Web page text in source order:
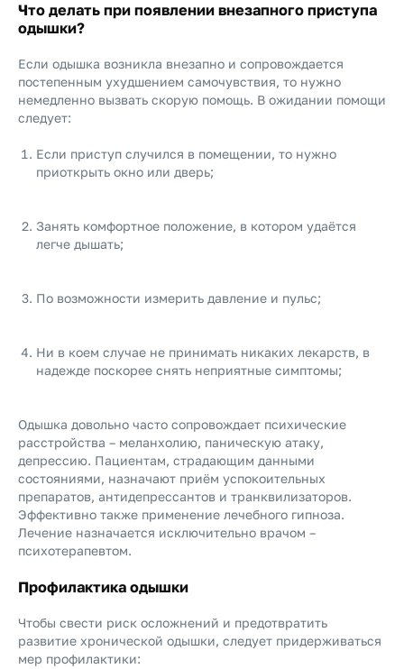
Что делать при появлении внезапного приступа
одышки?
Если одышка возникла внезапно и сопровождается
постепенным ухудшением самочувствия, то нужно
немедленно вызвать скорую помощь. В ожидании помощи
следует:
Если приступ случился в помещении, то нужно
приоткрыть окно или дверь;
Занять комфортное положение, в котором удаётся
легче дышать;
По возможности измерить давление и пульс;
Ни в коем случае не принимать никаких лекарств, в
надежде поскорее снять неприятные симптомы;
Одышка довольно часто сопровождает психические
расстройства – меланхолию, паническую атаку,
депрессию. Пациентам, страдающим данными
состояниями, назначают приём успокоительных
препаратов, антидепрессантов и транквилизаторов.
Эффективно также применение лечебного гипноза.
Лечение назначается исключительно врачом –
психотерапевтом.
Профилактика одышки
Чтобы свести риск осложнений и предотвратить
развитие хронической одышки, следует придерживаться
мер профилактики: